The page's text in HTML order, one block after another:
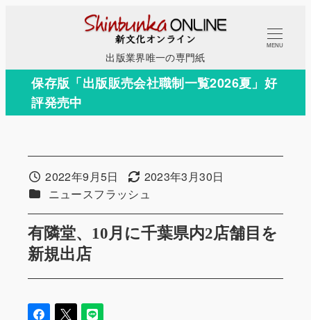
コ
テ
出版業界唯一の専門紙
MENU
保存版「出版販売会社職制一覧2026夏」好
評発売中
有隣堂、10月に千葉県内2店舗目を
新規出店
投稿日2022年9月5日 更新日2023年3月30日
カテゴリー
ニュースフラッシュ